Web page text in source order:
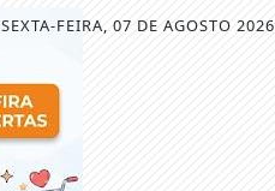
SEXTA-FEIRA, 07 DE AGOSTO 2026